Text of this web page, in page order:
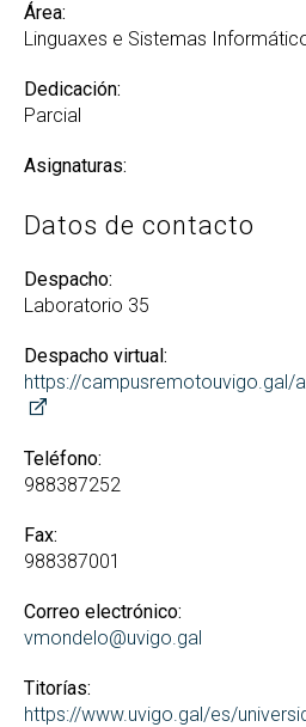
Área:
Linguaxes e Sistemas
Dedicación:
Parcial
Asignaturas:
Datos de contacto
Despacho:
Laboratorio 35
Despacho virtual:
https://
Teléfono:
988387252
Fax:
988387001
Correo electrónico:
vmondelo@uvigo.gal
Titorías:
https://www.uvigo.gal/es/